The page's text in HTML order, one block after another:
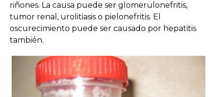
riñones. La causa puede ser glomerulonefritis,
tumor renal, urolitiasis o pielonefritis. El
oscurecimiento puede ser causado por hepatitis
también.